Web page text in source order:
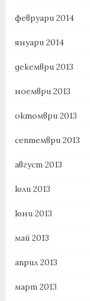
февруари 2014
януари 2014
декември 2013
ноември 2013
октомври 2013
септември 2013
август 2013
юли 2013
юни 2013
май 2013
април 2013
март 2013